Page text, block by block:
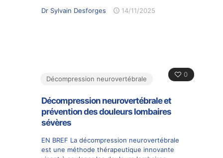
Dr Sylvain Desforges 14/11/2025
0
Décompression neurovertébrale
Décompression neurovertébrale et
prévention des douleurs lombaires
sévères
EN BREF La décompression neurovertébrale
est une méthode thérapeutique innovante